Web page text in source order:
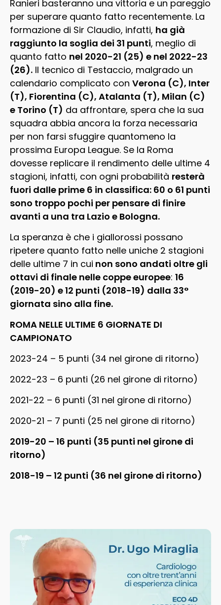
Ranieri basteranno una vittoria e un pareggio
per superare quanto fatto recentemente. La
formazione di Sir Claudio, infatti, ha già
raggiunto la soglia dei 31 punti, meglio di
quanto fatto nel 2020-21 (25) e nel 2022-23
(26). Il tecnico di Testaccio, malgrado un
calendario complicato con Verona (C), Inter
(T), Fiorentina (C), Atalanta (T), Milan (C)
e Torino (T) da affrontare, spera che la sua
squadra abbia ancora la forza necessaria
per non farsi sfuggire quantomeno la
prossima Europa League. Se la Roma
dovesse replicare il rendimento delle ultime 4
stagioni, infatti, con ogni probabilità resterà
fuori dalle prime 6 in classifica: 60 o 61 punti
sono troppo pochi per pensare di finire
avanti a una tra Lazio e Bologna.
La speranza è che i giallorossi possano
ripetere quanto fatto nelle uniche 2 stagioni
delle ultime 7 in cui non sono andati oltre gli
ottavi di finale nelle coppe europee: 16
(2019-20) e 12 punti (2018-19) dalla 33°
giornata sino alla fine.
ROMA NELLE ULTIME 6 GIORNATE DI
CAMPIONATO
2023-24 – 5 punti (34 nel girone di ritorno)
2022-23 – 6 punti (26 nel girone di ritorno)
2021-22 – 6 punti (31 nel girone di ritorno)
2020-21 – 7 punti (25 nel girone di ritorno)
2019-20 – 16 punti (35 punti nel girone di
ritorno)
2018-19 – 12 punti (36 nel girone di ritorno)